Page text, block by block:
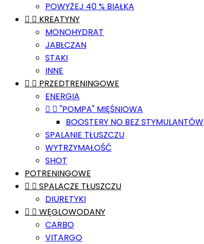
POWYŻEJ 40 % BIAŁKA
  KREATYNY
MONOHYDRAT
JABŁCZAN
STAKI
INNE
  PRZEDTRENINGOWE
ENERGIA
  "POMPA" MIĘŚNIOWA
BOOSTERY NO BEZ STYMULANTÓW
SPALANIE TŁUSZCZU
WYTRZYMAŁOŚĆ
SHOT
POTRENINGOWE
  SPALACZE TŁUSZCZU
DIURETYKI
  WĘGLOWODANY
CARBO
VITARGO